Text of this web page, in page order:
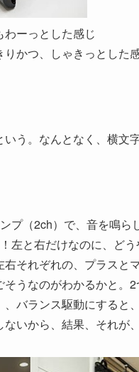
ーっとした感じ
かつ、しゃきっとした
いう。なんとなく、横文
プ（2ch）で、音を鳴ら
左と右だけなのに、ど
それぞれの、プラスと
うなのがわかるかと。
バランス駆動にすると
いから、結果、それが